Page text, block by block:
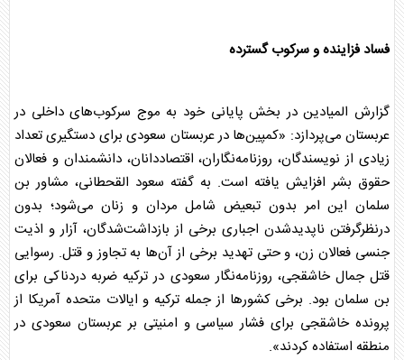
فساد فزاینده و سرکوب گسترده
گزارش المیادین در بخش پایانی خود به موج سرکوب‌های داخلی در
عربستان می‌پردازد: «کمپین‌ها درعربستان سعودی برای دستگیری تعداد
زیادی از نویسندگان، روزنامه‌نگاران، اقتصاددانان، دانشمندان و فعالان
حقوق بشر افزایش یافته است. به گفته سعود القحطانی، مشاور بن
سلمان این امر بدون تبعیض شامل مردان و زنان می‌شود؛ بدون
درنظرگرفتن ناپدیدشدن اجباری برخی از بازداشت‌شدگان، آزار و اذیت
جنسی فعالان زن، و حتی تهدید برخی از آن‌ها به تجاوز و قتل. رسوایی
قتل جمال خاشقجی، روزنامه‌نگار سعودی در ترکیه ضربه دردناکی برای
بن سلمانبود. برخی کشورها از جمله ترکیه و ایالات متحده آمریکا از
پرونده خاشقجی برای فشار سیاسی و امنیتی برعربستان سعودی در
منطقه استفاده کردند».